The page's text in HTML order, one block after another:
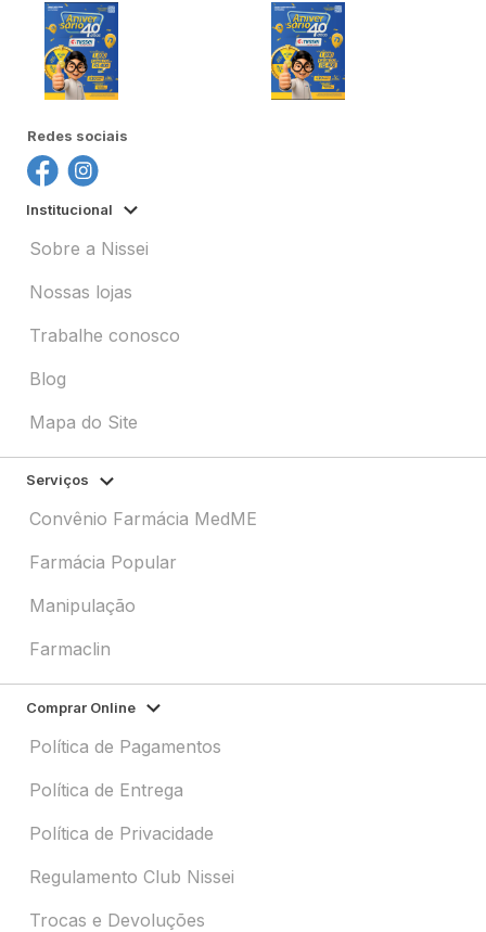
Redes sociais
Institucional
Sobre a Nissei
Nossas lojas
Trabalhe conosco
Blog
Mapa do Site
Serviços
Convênio Farmácia MedME
Farmácia Popular
Manipulação
Farmaclin
Comprar Online
Política de Pagamentos
Política de Entrega
Política de Privacidade
Regulamento Club Nissei
Trocas e Devoluções